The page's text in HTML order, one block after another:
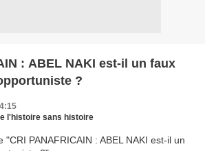
: ABEL NAKI est-il un faux
?
l'histoire sans histoire